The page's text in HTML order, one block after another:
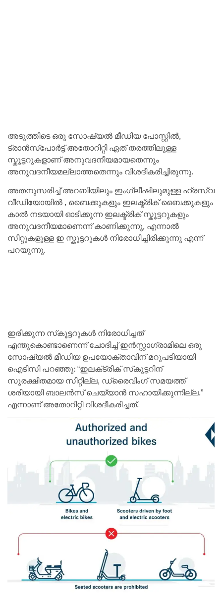
അടുത്തിടെ ഒരു സോഷ്യൽ മീഡിയ പോസ്റ്റിൽ,
ട്രാൻസ്പോർട്ട് അതോറിറ്റി ഏത് തരത്തിലുള്ള
സ്കൂട്ടറുകളാണ് അനുവദനീയമായതെന്നും
അനുവദനീയമല്ലാത്തതെന്നും വിശദീകരിച്ചിരുന്നു.
അതനുസരിച്ച് അറബിയിലും ഇംഗ്ലീഷിലുമുള്ള ഹ്രസ്വ
വീഡിയോയിൽ , ബൈക്കുകളും ഇലക്ട്രിക് ബൈക്കുകളും
കാൽ നടയായി ഓടിക്കുന്ന ഇലക്ട്രിക് സ്കൂട്ടറുകളും
അനുവദനീയമാണെന്ന് കാണിക്കുന്നു, എന്നാൽ
സീറ്റുകളുള്ള ഇ സ്കൂട്ടറുകൾ നിരോധിച്ചിരിക്കുന്നു എന്ന്
പറയുന്നു.
ഇരിക്കുന്ന സ്‌കൂട്ടറുകൾ നിരോധിച്ചത്
എന്തുകൊണ്ടാണെന്ന് ചോദിച്ച് ഇൻസ്റ്റാഗ്രാമിലെ ഒരു
സോഷ്യൽ മീഡിയ ഉപയോക്താവിന് മറുപടിയായി
ഐടിസി പറഞ്ഞു: “ഇലക്‌ട്രിക് സ്‌കൂട്ടറിന്
സുരക്ഷിതമായ സീറ്റില്ല, ഡ്രൈവിംഗ് സമയത്ത്
ശരിയായി ബാലൻസ് ചെയ്യാൻ സഹായിക്കുന്നില്ല.”
എന്നാണ് അതോറിറ്റി വിശദീകരിച്ചത്.